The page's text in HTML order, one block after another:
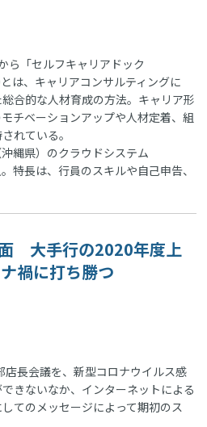
ら「セルフキャリアドック
とは、キャリアコンサルティングに
合的な人材育成の方法。キャリア形
チベーションアップや人材定着、組
れている。
縄県）のクラウドシステム
特長は、行員のスキルや自己申告、
大手行の2020年度上
禍に打ち勝つ
長会議を、新型コロナウイルス感
きないなか、インターネットによる
てのメッセージによって期初のス